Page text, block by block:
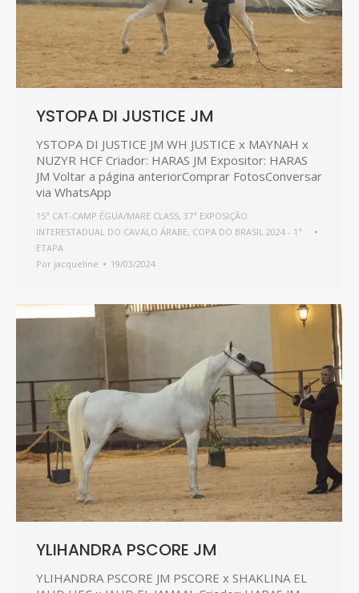
YSTOPA DI JUSTICE JM
YSTOPA DI JUSTICE JM WH JUSTICE x MAYNAH x
NUZYR HCF Criador: HARAS JM Expositor: HARAS
JM Voltar a página anteriorComprar FotosConversar
via WhatsApp
15ª CAT-CAMP ÉGUA/MARE CLASS, 37ª EXPOSIÇÃO
INTERESTADUAL DO CAVALO ÁRABE, COPA DO BRASIL 2024 - 1ª
ETAPA
Por jacqueline 19/03/2024
YLIHANDRA PSCORE JM
YLIHANDRA PSCORE JM PSCORE x SHAKLINA EL